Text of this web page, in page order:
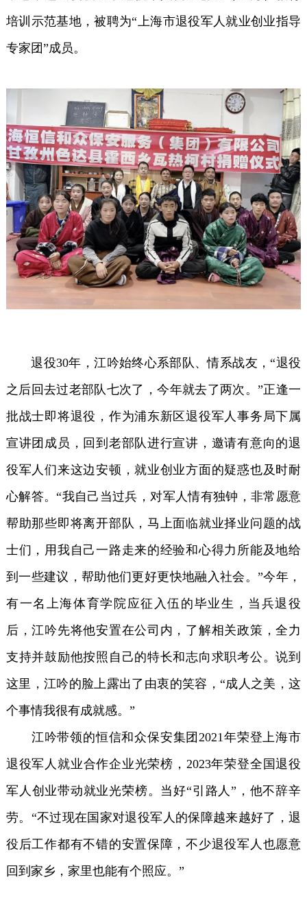
培训示范基地，被聘为“上海市退役军人就业创业指导
专家团”成员。
退役30年，江吟始终心系部队、情系战友，“退役
之后回去过老部队七次了，今年就去了两次。”正逢一
批战士即将退役，作为浦东新区退役军人事务局下属
宣讲团成员，回到老部队进行宣讲，邀请有意向的退
役军人们来这边安顿，就业创业方面的疑惑也及时耐
心解答。“我自己当过兵，对军人情有独钟，非常愿意
帮助那些即将离开部队，马上面临就业择业问题的战
士们，用我自己一路走来的经验和心得力所能及地给
到一些建议，帮助他们更好更快地融入社会。”今年，
有一名上海体育学院应征入伍的毕业生，当兵退役
后，江吟先将他安置在公司内，了解相关政策，全力
支持并鼓励他按照自己的特长和志向求职考公。说到
这里，江吟的脸上露出了由衷的笑容，“成人之美，这
个事情我很有成就感。”
江吟带领的恒信和众保安集团2021年荣登上海市
退役军人就业合作企业光荣榜，2023年荣登全国退役
军人创业带动就业光荣榜。当好“引路人”，他不辞辛
劳。“不过现在国家对退役军人的保障越来越好了，退
役后工作都有不错的安置保障，不少退役军人也愿意
回到家乡，家里也能有个照应。”